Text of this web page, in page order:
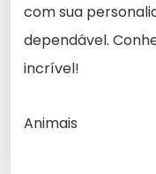
com sua
dependável.
incrível!
Animais